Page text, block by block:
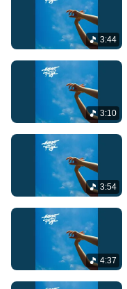
3:44
3:10
3:54
4:37